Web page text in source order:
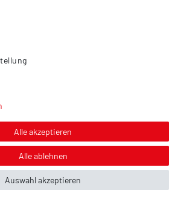
von Altbatterien & Altöl
Alle akzeptieren
Alle ablehnen
Auswahl akzeptieren